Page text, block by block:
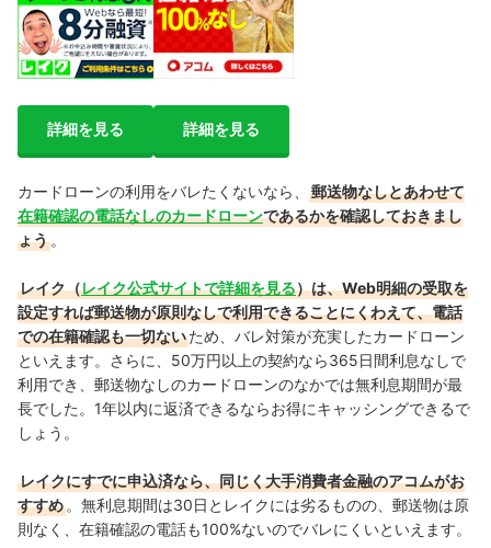
詳細を見る 詳細を見る
カードローンの利用をバレたくないなら、
郵送物なしとあわせて
在籍確認の電話なしのカードローンであるかを確認しておきまし
ょう 。
レイク（レイク公式サイトで詳細を見る）は、Web明細の受取を
設定すれば郵送物が原則なしで利用できることにくわえて、電話
での在籍確認も一切ないため、バレ対策が充実したカードローン
といえます。さらに、50万円以上の契約なら365日間利息なしで
利用でき、郵送物なしのカードローンのなかでは無利息期間が最
長でした。1年以内に返済できるならお得にキャッシングできるで
しょう。
レイクにすでに申込済なら、同じく大手消費者金融のアコムがお
すすめ 。無利息期間は30日とレイクには劣るものの、郵送物は原
則なく、在籍確認の電話も100%ないのでバレにくいといえます。